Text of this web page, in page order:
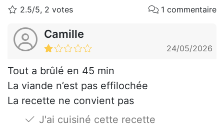
2.5/5, 2 votes 1 commentaire
Camille
24/05/2026
Tout a brûlé en 45 min
La viande n’est pas effilochée
La recette ne convient pas
J'ai cuisiné cette recette